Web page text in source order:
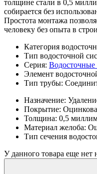
толщине стали в 0,5
собирается без
Простота монтажа
человеку без опыта в
Категория
Тип водосточной
Серия: Водосточные
Элемент
Тип трубы:
Назначение:
Покрытие:
Толщина: 0,5
Материал желоба:
Тип сечения
У данного товара еще нет